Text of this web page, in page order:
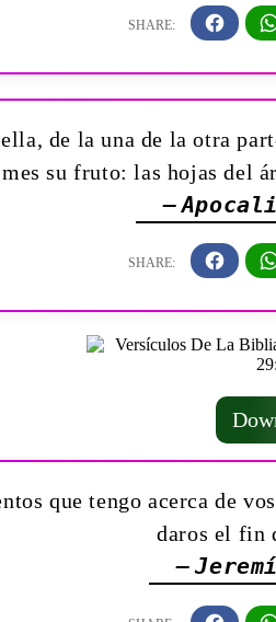
de la una de la otra
su fruto: las hojas del
—
que tengo acerca de
daros el fin
—